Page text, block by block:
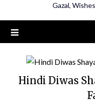
Gazal,
Hindi Diwas